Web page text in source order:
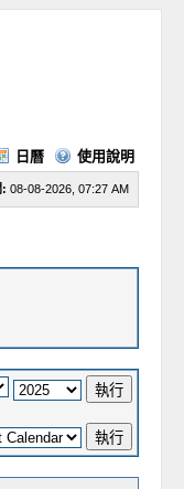
日曆 使用說明
: 08-08-2026, 07:27 AM